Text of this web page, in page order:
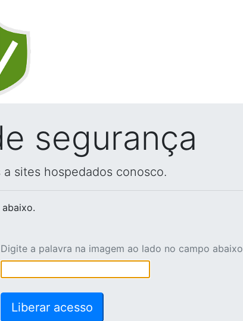
segurança
sites hospedados conosco.
Digite a palavra na imagem ao lado no campo abaixo